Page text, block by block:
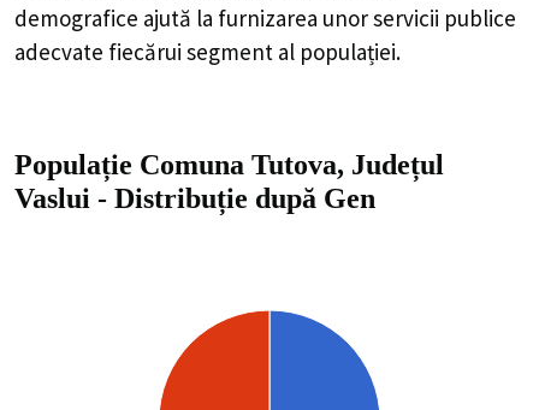
demografice ajută la furnizarea unor servicii publice
adecvate fiecărui segment al populației.
Populație Comuna Tutova, Județul
Vaslui - Distribuție după Gen